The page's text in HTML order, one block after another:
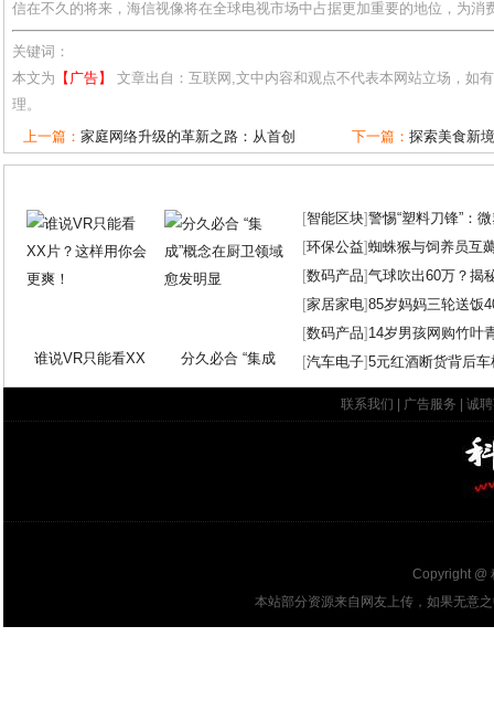
信在不久的将来，海信视像将在全球电视市场中占据更加重要的地位，为消
关键词：
本文为 【广告】
文章出自：互联网,文中内容和观点不代表本网站立场，如
理。
上一篇： 家庭网络升级的革新之路：从首创 下一篇： 探索美食新
谁说VR只能看XX 分久必合 “集成
[智能区块]警惕“塑料刀锋”：
[环保公益]蜘蛛猴与饲养员互
[数码产品]气球吹出60万？揭
[家居家电]85岁妈妈三轮送饭
[数码产品] 14岁男孩网购竹叶
[汽车电子]5元红酒断货背后
联系我们 广告服务 诚
Copyright @
本站部分资源来自网友上传，如果无意